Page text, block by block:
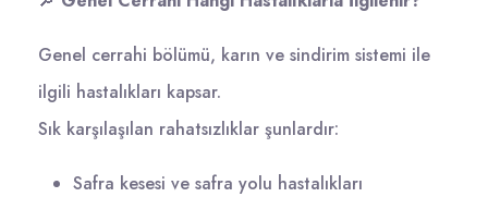
Genel cerrahi bölümü, karın ve sindirim sistemi ile
ilgili hastalıkları kapsar.
Sık karşılaşılan rahatsızlıklar şunlardır:
Safra kesesi ve safra yolu hastalıkları